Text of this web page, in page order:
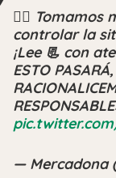
👉🏾
controlar la
¡Lee 📃 con
ESTO PASARÁ,
— Mercadona